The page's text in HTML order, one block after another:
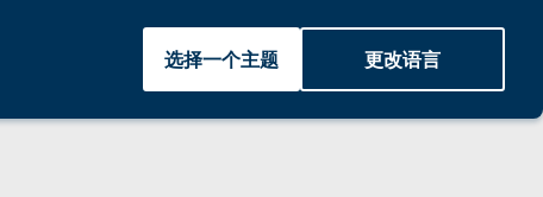
选择一个主题 更改语言